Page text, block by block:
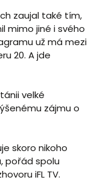
zaujal také tím,
mimo jiné i svého
už má mezi
20. A jde
velké
zájmu o
skoro nikoho
pořád spolu
iFL TV.